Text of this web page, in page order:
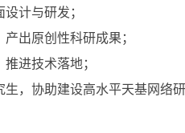
计与研发；
出原创性科研成果；
进技术落地；
，协助建设高水平天基网络研